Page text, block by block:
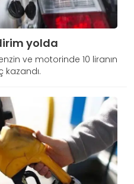
yolda
ve motorinde 10 liranın